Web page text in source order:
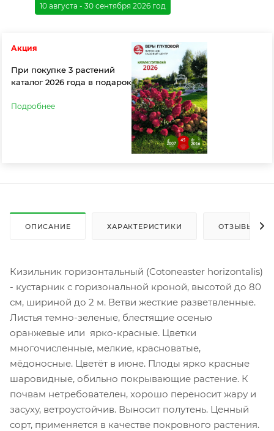
10 августа - 30 сентября 2026 год
Акция
При покупке 3 растений
каталог 2026 года в подарок
Подробнее
ОПИСАНИЕ ХАРАКТЕРИСТИКИ ОТЗЫВЫ
Кизильник горизонтальный (Cotoneaster horizontalis)
- кустарник с горизональной кроной, высотой до 80
см, шириной до 2 м. Ветви жесткие разветвленные.
Листья темно-зеленые, блестящие осенью
оранжевые или ярко-красные. Цветки
многочисленные, мелкие, красноватые,
мёдоносные. Цветёт в июне. Плоды ярко красные
шаровидные, обильно покрывающие растение. К
почвам нетребователен, хорошо переносит жару и
засуху, ветроустойчив. Выносит полутень. Ценный
сорт, применяется в качестве покровного растения.